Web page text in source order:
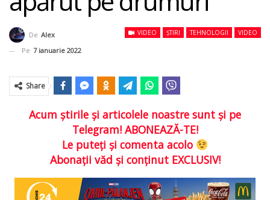
VIDEO ȘTIRI TEHNOLOGII VIDEO
De Alex
Pe 7 ianuarie 2022
Share
Acum ştirile şi articolele noastre sunt şi pe
Telegram! ABONEAZĂ-TE!
Le puteţi şi comenta acolo
Abonaţii văd şi conţinut EXCLUSIV!